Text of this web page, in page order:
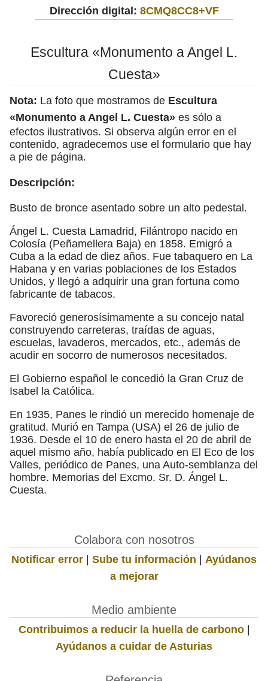
Dirección digital: 8CMQ8CC8+VF
Escultura «Monumento a Angel L.
Cuesta»
Nota: La foto que mostramos de Escultura
«Monumento a Angel L. Cuesta» es sólo a
efectos ilustrativos. Si observa algún error en el
contenido, agradecemos use el formulario que hay
a pie de página.
Descripción:
Busto de bronce asentado sobre un alto pedestal.
Ángel L. Cuesta Lamadrid, Filántropo nacido en
Colosía (Peñamellera Baja) en 1858. Emigró a
Cuba a la edad de diez años. Fue tabaquero en La
Habana y en varias poblaciones de los Estados
Unidos, y llegó a adquirir una gran fortuna como
fabricante de tabacos.
Favoreció generosísimamente a su concejo natal
construyendo carreteras, traídas de aguas,
escuelas, lavaderos, mercados, etc., además de
acudir en socorro de numerosos necesitados.
El Gobierno español le concedió la Gran Cruz de
Isabel la Católica.
En 1935, Panes le rindió un merecido homenaje de
gratitud. Murió en Tampa (USA) el 26 de julio de
1936. Desde el 10 de enero hasta el 20 de abril de
aquel mismo año, había publicado en El Eco de los
Valles, periódico de Panes, una Auto-semblanza del
hombre. Memorias del Excmo. Sr. D. Ángel L.
Cuesta.
Colabora con nosotros
Notificar error | Sube tu información | Ayúdanos
a mejorar
Medio ambiente
Contribuimos a reducir la huella de carbono|
Ayúdanos a cuidar de Asturias